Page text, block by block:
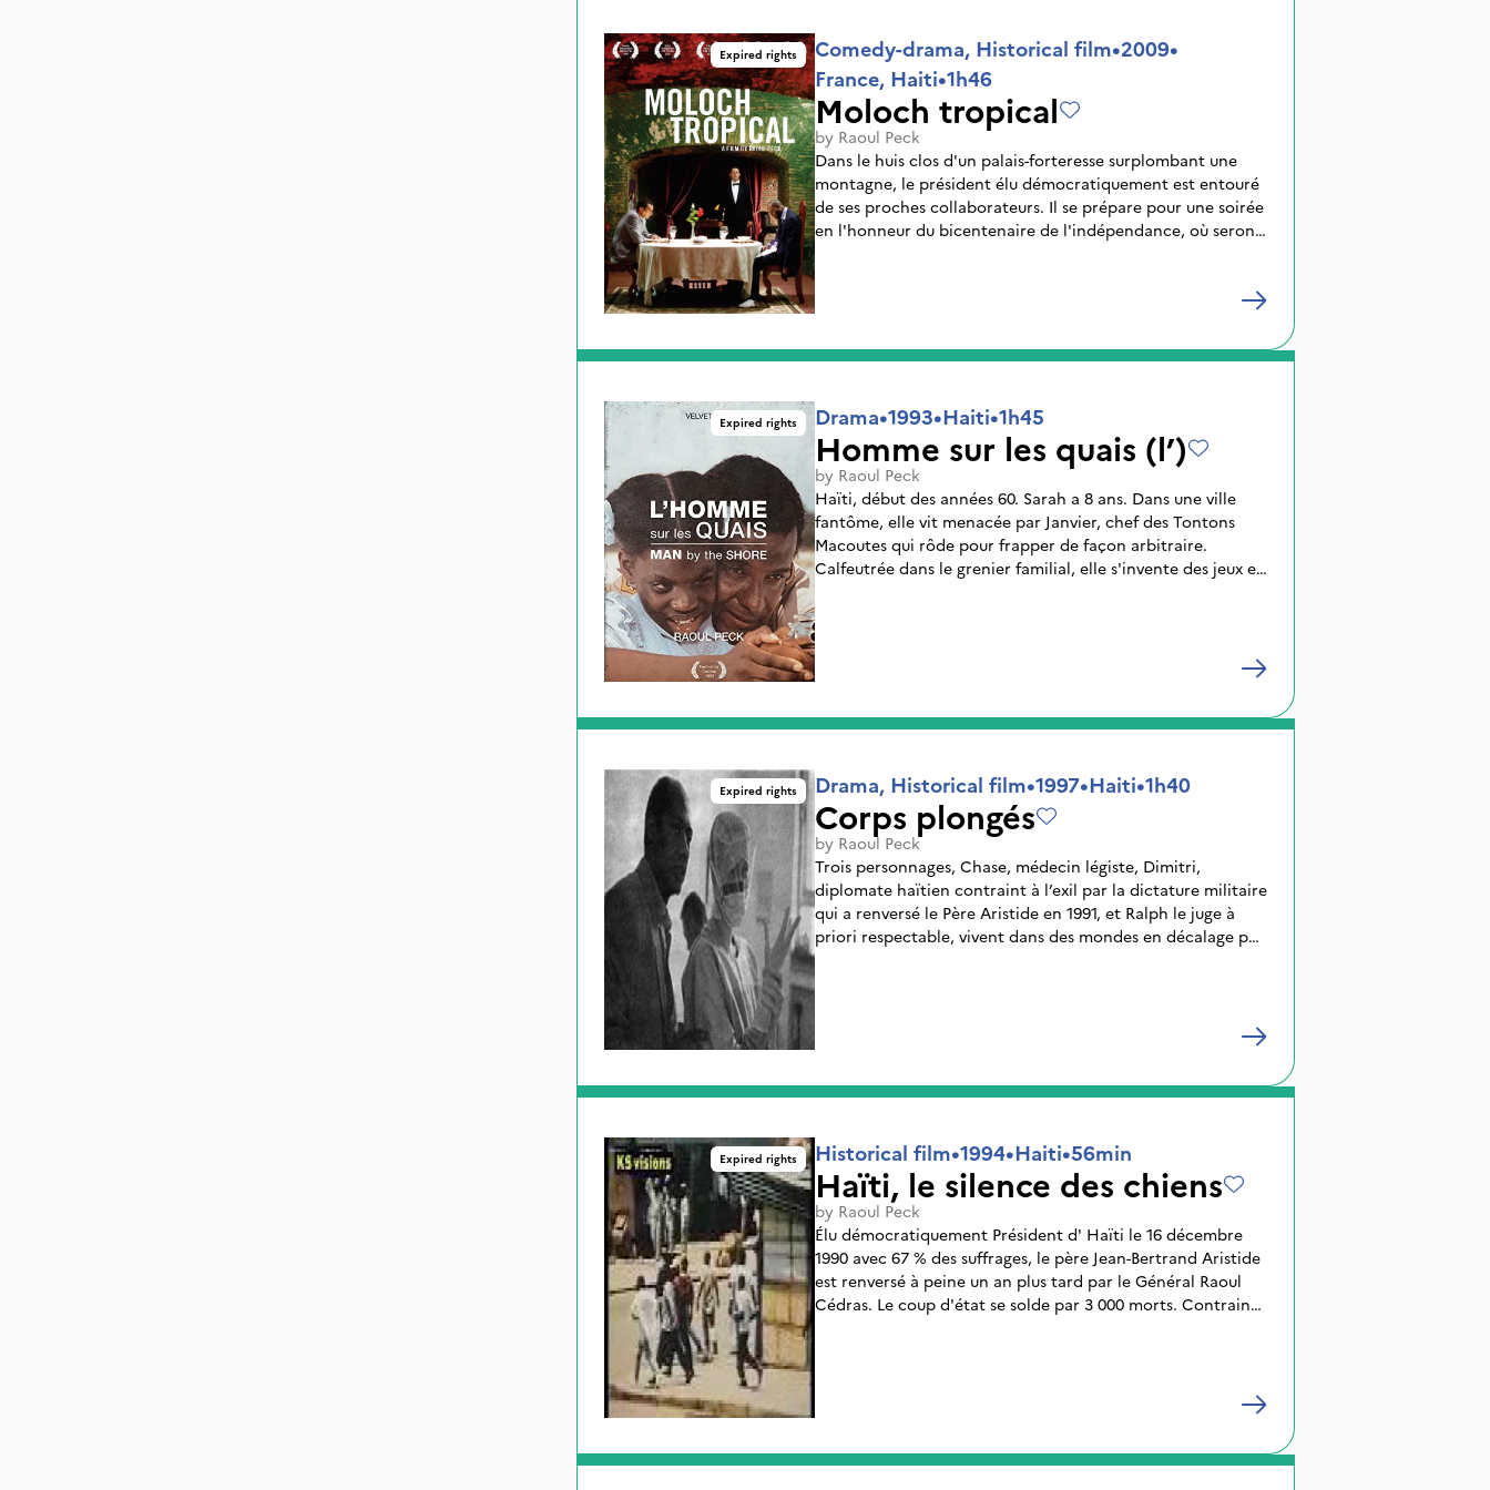
Expired rights Comedy-drama, Historical film•2009•
France, Haiti•1h46
Moloch tropical
by Raoul Peck
Dans le huis clos d'un palais-forteresse surplombant une
montagne, le président élu démocratiquement est entouré
de ses proches collaborateurs. Il se prépare pour une soirée
en l'honneur du bicentenaire de l'indépendance, où seront
présents dignitaires et chefs d'Etats étrangers. Mais dans la
ville, la révolte populaire se propage. Moloch tropical
raconte les dernières vingt-quatre heures loufoques et
Expired rights Drama•1993•Haiti•1h45
Homme sur les quais (l’)
by Raoul Peck
Haïti, début des années 60. Sarah a 8 ans. Dans une ville
fantôme, elle vit menacée par Janvier, chef des Tontons
Macoutes qui rôde pour frapper de façon arbitraire.
Calfeutrée dans le grenier familial, elle s'invente des jeux et
d'une violence inouïe qui va forcer ses parents à fuir le
pays. Elle sera confiée à son aimante grand-mère, Camille
Desroullière. Les souvenirs de Sarah, aujourd'hui adulte,
peinent à faire surface "Ce n'est qu'un mauvais rêve, ma
grand-mère...
Expired rights Drama, Historical film•1997•Haiti•1h40
Corps plongés
by Raoul Peck
Trois personnages, Chase, médecin légiste, Dimitri,
diplomate haïtien contraint à l’exil par la dictature militaire
qui a renversé le Père Aristide en 1991, et Ralph le juge à
priori respectable, vivent dans des mondes en décalage par
rapport à leurs vies, à leur passé, dans la violence de New-
York.
Expired rights Historical film•1994•Haiti•56min
Haïti, le silence des chiens
by Raoul Peck
Élu démocratiquement Président d' Haïti le 16 décembre
1990 avec 67 % des suffrages, le père Jean-Bertrand Aristide
est renversé à peine un an plus tard par le Général Raoul
Cédras. Le coup d'état se solde par 3 000 morts. Contraint
Aristide : J'ai respecté à tout moment vos prérogatives de
d'empiéter sur les miennes (...) Je me suis barricadé derrière